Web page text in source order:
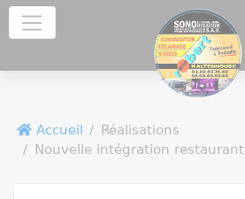
Accueil
Réalisations
Nouvelle intégration restaurant
Panneau de gestion des cookies